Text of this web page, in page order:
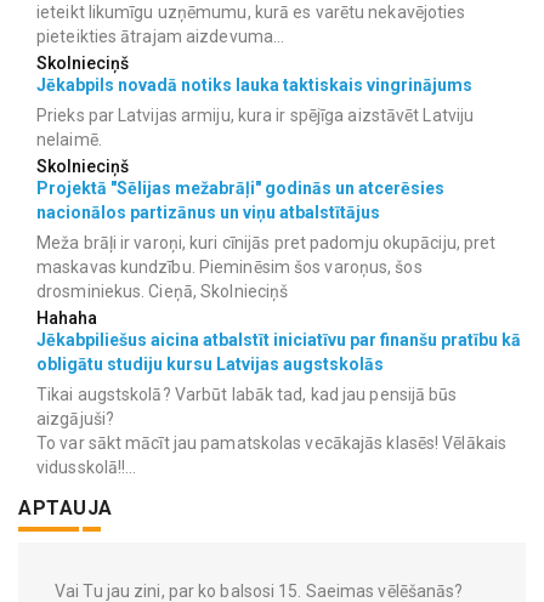
ieteikt likumīgu uzņēmumu, kurā es varētu nekavējoties
pieteikties ātrajam aizdevuma...
Skolnieciņš
Jēkabpils novadā notiks lauka taktiskais vingrinājums
Prieks par Latvijas armiju, kura ir spējīga aizstāvēt Latviju
nelaimē.
Skolnieciņš
Projektā "Sēlijas mežabrāļi" godinās un atcerēsies
nacionālos partizānus un viņu atbalstītājus
Meža brāļi ir varoņi, kuri cīnijās pret padomju okupāciju, pret
maskavas kundzību. Pieminēsim šos varoņus, šos
drosminiekus. Cieņā, Skolnieciņš
Hahaha
Jēkabpiliešus aicina atbalstīt iniciatīvu par finanšu pratību kā
obligātu studiju kursu Latvijas augstskolās
Tikai augstskolā? Varbūt labāk tad, kad jau pensijā būs
aizgājuši?
To var sākt mācīt jau pamatskolas vecākajās klasēs! Vēlākais
vidusskolā!!...
APTAUJA
Vai Tu jau zini, par ko balsosi 15. Saeimas vēlēšanās?